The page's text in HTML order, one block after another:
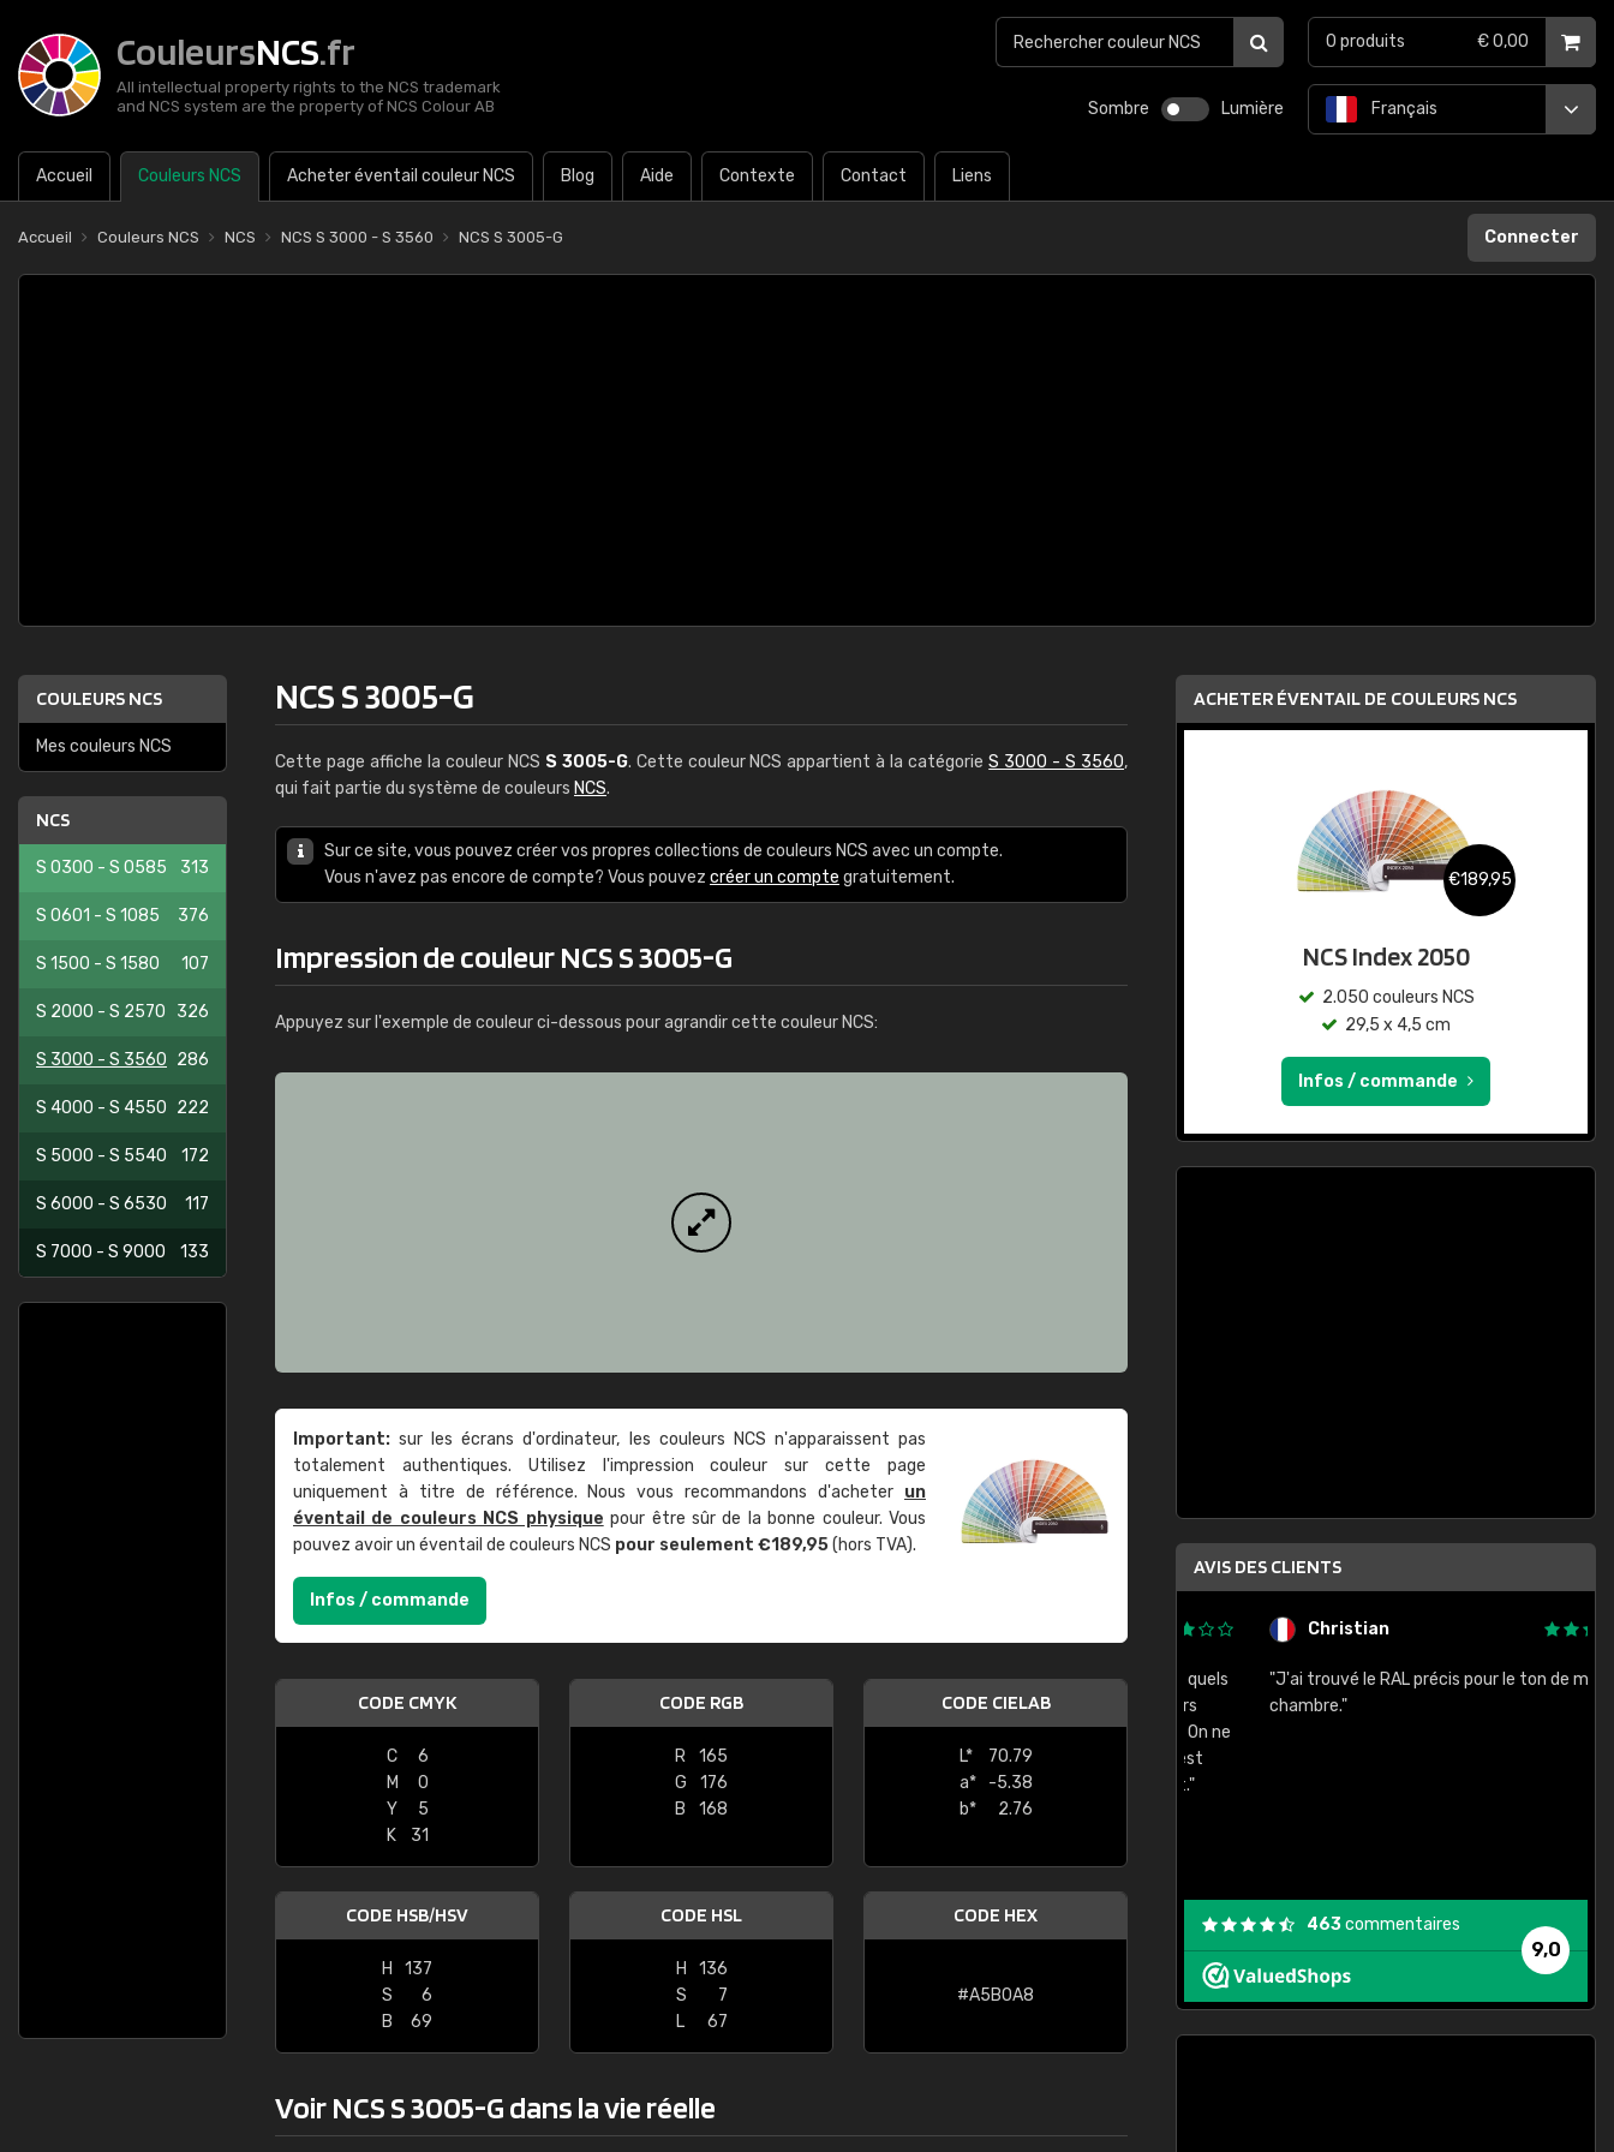
CouleursNCS.fr
All intellectual property rights to the NCS trademark
and NCS system are the property of NCS Colour AB
Sombre Lumière
Accueil Couleurs NCS Acheter éventail couleur NCS Blog Aide Contexte Contact Liens
Français
0 produits € 0,00
Accueil Couleurs NCS NCS NCS S 3000 - S 3560 NCS S 3005-G Connecter
COULEURS NCS
Mes couleurs NCS
NCS
S 0300 - S 0585 313
S 0601 - S 1085 376
S 1500 - S 1580 107
S 2000 - S 2570 326
S 3000 - S 3560 286
S 4000 - S 4550 222
S 5000 - S 5540 172
S 6000 - S 6530 117
S 7000 - S 9000 133
NCS S 3005-G
Cette page affiche la couleur NCS S 3005-G. Cette couleur NCS appartient à la catégorieS 3000 - S 3560,
qui fait partie du système de couleurs NCS.
Sur ce site, vous pouvez créer vos propres collections de couleurs NCS avec un compte.
Vous n'avez pas encore de compte? Vous pouvez créer un compte gratuitement.
Impression de couleur NCS S 3005-G
Appuyez sur l'exemple de couleur ci-dessous pour agrandir cette couleur NCS:
Important: sur les écrans d'ordinateur, les couleurs NCS n'apparaissent pas
totalement authentiques. Utilisez l'impression couleur sur cette page
uniquement à titre de référence. Nous vous recommandons d'acheter un
éventail de couleurs NCS physique pour être sûr de la bonne couleur. Vous
pouvez avoir un éventail de couleurs NCS pour seulement €189,95(hors TVA).
Infos / commande
CODE CMYK
C
6
M
0
Y
5
K
31
CODE RGB
R
165
G
176
B
168
CODE CIELAB
L*
70.79
a*
-5.38
b*
2.76
CODE HSB/HSV
H
137
S
6
B
69
CODE HSL
H
136
S
7
L
67
CODE HEX
#A5B0A8
Voir NCS S 3005-G dans la vie réelle
ACHETER ÉVENTAIL DE COULEURS NCS
€189,95
NCS Index 2050
2.050 couleurs NCS
29,5 x 4,5 cm
Infos / commande
AVIS DES CLIENTS
"Le site ne permet pas de voir clairement quels
sont les produits disponibles. Il y a plusieurs
palettes de couleurs: Classic, Design, etc. On ne
comprend pas qui est quoi. La livraison s'est
bien passé et le produit reçu me convient."
Christian
"J'ai trouvé le RAL précis pour le ton de ma
chambre."
9,0
463commentaires